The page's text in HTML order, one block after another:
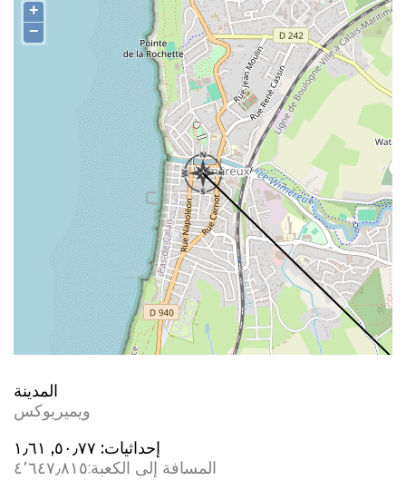
+
−
المدينة
ويميريوكس
إحداثيات: ٥٠٫٧٧, ١٫٦١
المسافة إلى الكعبة:٤٬٦٤٧٫٨١٥